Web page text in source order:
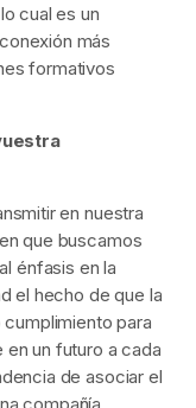
cual es un
más
formativos
en nuestra
que buscamos
énfasis en la
el hecho de que la
para
en un futuro a cada
de asociar el